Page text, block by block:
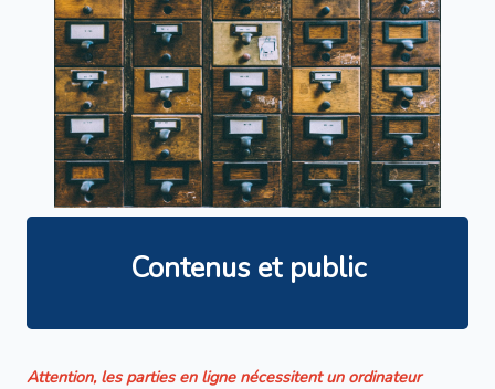
Contenus et public
Attention, les parties en ligne nécessitent un ordinateur